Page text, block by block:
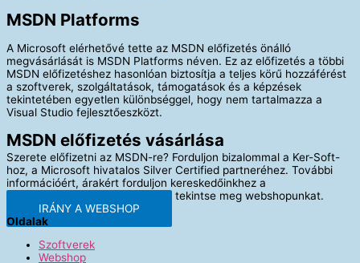
MSDN Platforms
A Microsoft elérhetővé tette az MSDN előfizetés önálló
megvásárlását is MSDN Platforms néven. Ez az előfizetés a többi
MSDN előfizetéshez hasonlóan biztosítja a teljes körű hozzáférést
a szoftverek, szolgáltatások, támogatások és a képzések
tekintetében egyetlen különbséggel, hogy nem tartalmazza a
Visual Studio fejlesztőeszközt.
MSDN előfizetés vásárlása
Szerete előfizetni az MSDN-re? Forduljon bizalommal a Ker-Soft-
hoz, a Microsoft hivatalos Silver Certified partneréhez. További
információért, árakért forduljon kereskedőinkhez a
sales@kersoft.hu címen, vagy a tekintse meg webshopunkat.
IRÁNY A WEBSHOP
Oldalak
Szoftverek
Webshop